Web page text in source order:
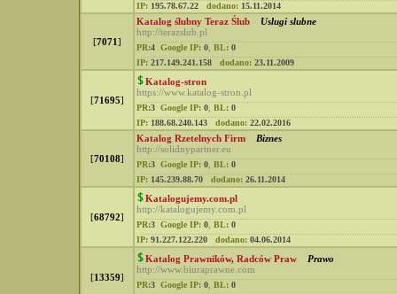
IP: 195.78.67.22 dodano: 15.11.2014
[7071]
Katalog ślubny Teraz Ślub
Uslugi slubne
http://terazslub.pl
PR:4 Google IP: 0 BL: 0
IP: 217.149.241.158 dodano: 23.11.2009
[71695]
Katalog-stron
https://www.katalog-stron.pl
PR:3 Google IP: 0 BL: 0
IP: 188.68.240.143 dodano: 22.02.2016
[70108]
Katalog Rzetelnych Firm
Biznes
http://solidnypartner.eu
PR:3 Google IP: 0 BL: 0
IP: 145.239.88.70 dodano: 26.11.2014
[68792]
Katalogujemy.com.pl
http://katalogujemy.com.pl
PR:3 Google IP: 0 BL: 0
IP: 91.227.122.220 dodano: 04.06.2014
[13359]
Katalog Prawników, Radców Praw
Prawo
http://www.biuraprawne.com
PR:3 Google IP: 0 BL: 0